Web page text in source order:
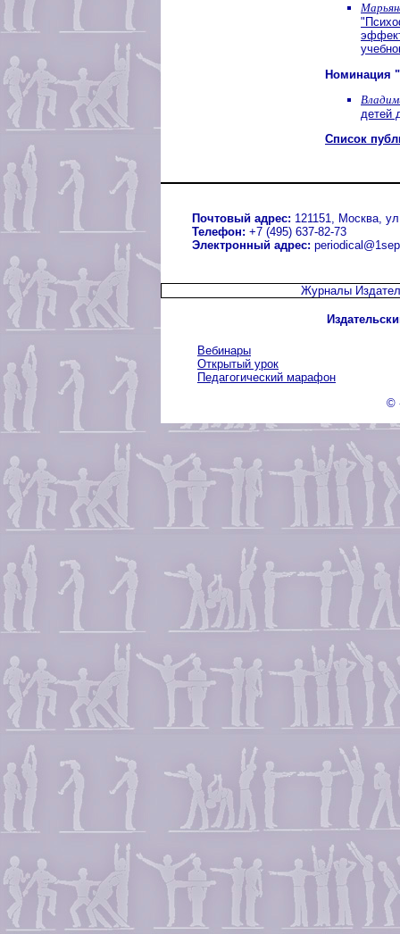
Номинация
детей
Список
Почтовый адрес: 121151, Москва,
Телефон: +7 (495) 637-82-73
Электронный адрес:
Журналы
Вебинары
Открытый урок
Педагогический марафон
©